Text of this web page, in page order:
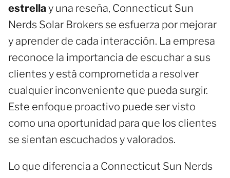
estrellay una reseña, Connecticut Sun
Nerds Solar Brokers se esfuerza por mejorar
y aprender de cada interacción. La empresa
reconoce la importancia de escuchar a sus
clientes y está comprometida a resolver
cualquier inconveniente que pueda surgir.
Este enfoque proactivo puede ser visto
como una oportunidad para que los clientes
se sientan escuchados y valorados.
Lo que diferencia a Connecticut Sun Nerds